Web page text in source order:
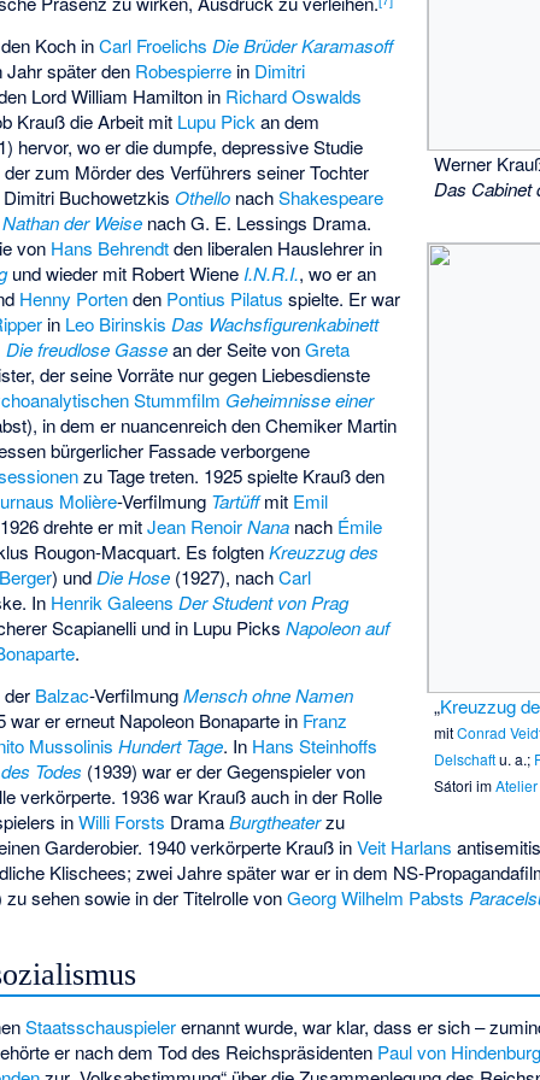
Werner
Das Cabinet
„Kreuzzug
mitConrad
Delschaftu. a.;
Sátori im
Koch inCarl Froelichs Die Brüder Karamasoff
Jahr später den Robespierre in Dimitri
Lord William Hamilton in Richard Oswalds
Krauß die Arbeit mit Lupu Pick an dem
hervor, wo er die dumpfe, depressive Studie
zum Mörder des Verführers seiner Tochter
Dimitri BuchowetzkisOthello nachShakespeare
Nathan der Weise nachG. E. Lessings Drama.
von Hans Behrendtden liberalen Hauslehrer in
und wieder mit Robert Wiene I.N.R.I., wo er an
Henny Portenden Pontius Pilatus spielte. Er war
in Leo Birinskis Das Wachsfigurenkabinett
Die freudlose Gassean der Seite vonGreta
der seine Vorräte nur gegen Liebesdienste
Stummfilm Geheimnisse einer
in dem er nuancenreich den Chemiker Martin
bürgerlicher Fassade verborgene
zu Tage treten. 1925 spielte Krauß den
Molière-Verfilmung Tartüffmit Emil
drehte er mitJean Renoir Nana nach Émile
Rougon-Macquart. Es folgtenKreuzzug des
) undDie Hose (1927), nachCarl
In Henrik Galeens Der Student von Prag
Scapianelli und in Lupu PicksNapoleon auf
.
der Balzac-VerfilmungMensch ohne Namen
war er erneut Napoleon Bonaparte in Franz
Mussolinis Hundert Tage. In Hans Steinhoffs
Todes (1939) war er der Gegenspieler von
verkörperte. 1936 war Krauß auch in der Rolle
inWilli Forsts DramaBurgtheaterzu
Garderobier. 1940 verkörperte Krauß inVeit Harlans
Klischees; zwei Jahre später war er in dem NS-
zu sehen sowie in der Titelrolle vonGeorg Wilhelm Pabsts
Staatsschauspielerernannt wurde, war klar, dass er sich –
er nach dem Tod des Reichspräsidenten Paul von